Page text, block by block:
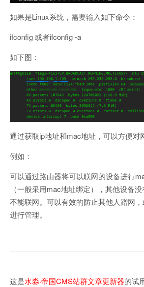
如果是Linux系统，需要输入如下命令：
ifconfig 或者ifconfig -a
如下图：
通过获取ip地址和mac地址，可以方便对
例如：
可以通过路由器将可以联网的设备进行
（一般采用mac地址绑定），其他设备
不能联网。可以有效的防止其他人蹭网
进行管理。
这是水淼·帝国CMS站群文章更新器的试